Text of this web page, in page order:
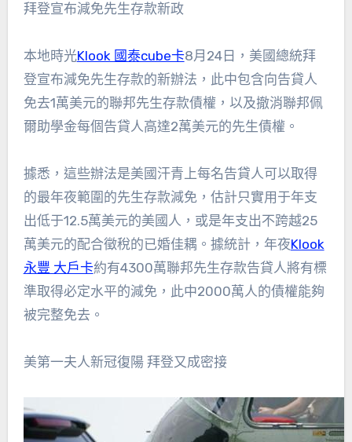
拜登宣布減免先生存款新政
本地時光Klook 國泰cube卡8月24日，美國總統拜
登宣布減免先生存款的新辦法，此中包含向告貸人
免去1萬美元的聯邦先生存款債權，以及撤消聯邦佩
爾助學金每個告貸人高達2萬美元的先生債權。
據悉，這些辦法是美國汗青上每名告貸人可以取得
的最年夜範圍的先生存款減免，估計只實用于年支
出低于12.5萬美元的美國人，或是年支出不跨越25
萬美元的配合徵稅的已婚佳耦。據統計，年夜Klook
永豐 大戶卡約有4300萬聯邦先生存款告貸人將有標
準取得必定水平的減免，此中2000萬人的債權能夠
被完整免去。
美第一夫人新冠復陽 拜登又成密接